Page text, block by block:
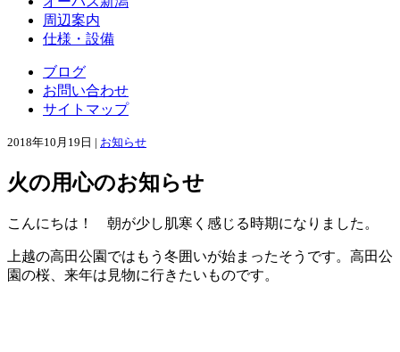
周辺案内
仕様・設備
ブログ
お問い合わせ
サイトマップ
2018年10月19日 | お知らせ
火の用心のお知らせ
こんにちは！ 朝が少し肌寒く感じる時期になりました。
上越の高田公園ではもう冬囲いが始まったそうです。高田公
園の桜、来年は見物に行きたいものです。